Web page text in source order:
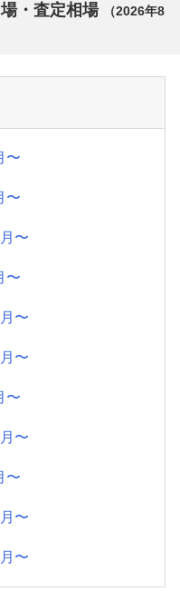
・査定相場 （2026年8
〜
〜
〜
〜
〜
〜
〜
〜
〜
〜
〜